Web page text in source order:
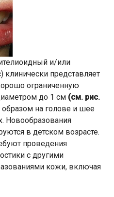
и/или
клинически представляет
ограниченную
до 1 см (см. рис.
на голове и шее
Новообразования
в детском возрасте.
проведения
с другими
кожи, включая